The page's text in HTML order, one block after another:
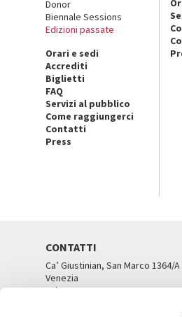
Donor
Biennale Sessions
Edizioni passate
Orari e sedi
Accrediti
Biglietti
FAQ
Servizi al pubblico
Come raggiungerci
Contatti
Press
CONTATTI
Ca’ Giustinian, San Marco 1364/
Venezia
Tel. 041 5218711